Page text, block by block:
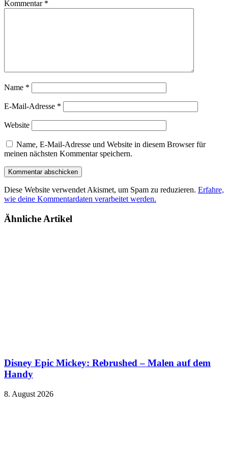
Kommentar *
Name *
E-Mail-Adresse *
Website
Name, E-Mail-Adresse und Website in diesem Browser für
meinen nächsten Kommentar speichern.
Diese Website verwendet Akismet, um Spam zu reduzieren. Erfahre,
wie deine Kommentardaten verarbeitet werden.
Ähnliche Artikel
Disney Epic Mickey: Rebrushed – Malen auf dem
Handy
8. August 2026